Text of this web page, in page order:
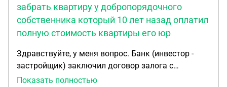
забрать квартиру у добропорядочного
собственника который 10 лет назад оплатил
полную стоимость квартиры его юр
Здравствуйте, у меня вопрос. Банк (инвестор -
застройщик) заключил договор залога с
компанией (юр. лицо) на реализацию своих 30
Показать полностью